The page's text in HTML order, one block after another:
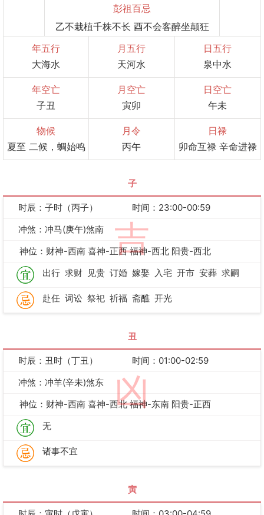
彭祖百忌
乙不栽植千株不长 酉不会客醉坐颠狂
年五行
大海水
月五行
天河水
日五行
泉中水
年空亡
子丑
月空亡
寅卯
日空亡
午未
物候
夏至 二候，蜩始鸣
月令
丙午
日禄
卯命互禄 辛命进禄
子
吉
时辰：子时（丙子）
时间：23:00-00:59
冲煞：冲马(庚午)煞南
神位：财神-西南 喜神-正西 福神-西北 阳贵-西北
出行 求财 见贵 订婚 嫁娶 入宅 开市 安葬 求嗣
赴任 词讼 祭祀 祈福 斋醮 开光
丑
凶
时辰：丑时（丁丑）
时间：01:00-02:59
冲煞：冲羊(辛未)煞东
神位：财神-西南 喜神-西北 福神-东南 阳贵-正西
无
诸事不宜
寅